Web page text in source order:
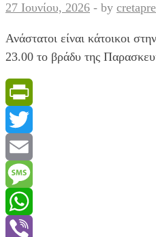
27 Ιουνίου, 2026 - by
Ανάστατοι είναι κάτοικοι
23.00 το βράδυ της
PrintFriendly
Twitter
Email
Message
WhatsApp